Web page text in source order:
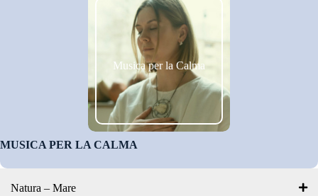
Musica per la Calma
MUSICA PER LA CALMA
Natura – Mare